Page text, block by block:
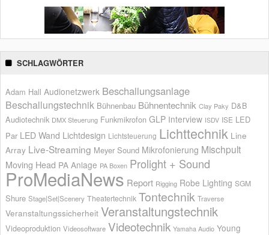
SCHLAGWÖRTER
Adam Hall Audionetzwerk Beschallungsanlage
Beschallungstechnik Bühnenbau Bühnentechnik Clay Paky D&B
Audiotechnik DMX Steuerung Funkmikrofon GLP Interview ISDV ISE LED
Par LED Wand Lichtdesign Lichtsteuerung Lichttechnik Line
Array Live-Streaming Meyer Sound Mikrofonierung Mischpult
Moving Head PA Anlage PA Boxen Prolight + Sound
ProMediaNews Report Rigging Robe Lighting SGM
Shure Stage|Set|Scenery Theatertechnik Tontechnik Traverse
Veranstaltungssicherheit Veranstaltungstechnik
Videoproduktion Videosoftware Videotechnik Yamaha Audio Young